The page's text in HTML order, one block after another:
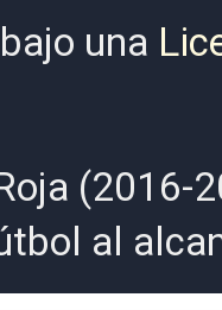
una
(2016-
al